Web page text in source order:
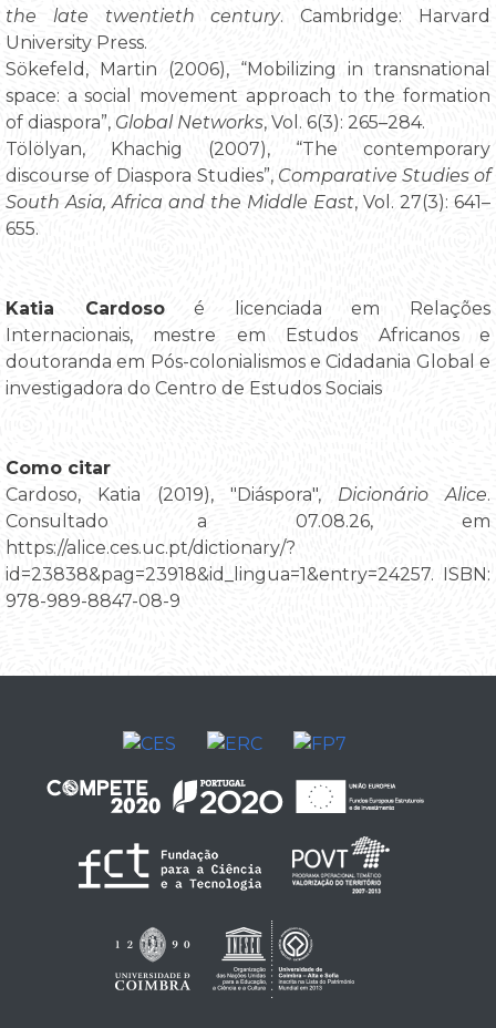
the late twentieth century. Cambridge: Harvard
University Press.
Sökefeld, Martin (2006), “Mobilizing in transnational
space: a social movement approach to the formation
of diaspora”, Global Networks, Vol. 6(3): 265–284.
Tölölyan, Khachig (2007), “The contemporary
discourse of Diaspora Studies”, Comparative Studies of
South Asia, Africa and the Middle East, Vol. 27(3): 641–
655.
Katia Cardosoé licenciada em Relações
Internacionais, mestre em Estudos Africanos e
doutoranda em Pós-colonialismos e Cidadania Global e
investigadora do Centro de Estudos Sociais
Como citar
Cardoso, Katia (2019), "Diáspora", Dicionário Alice.
Consultado a 07.08.26, em
https://alice.ces.uc.pt/dictionary/?
id=23838&pag=23918&id_lingua=1&entry=24257. ISBN:
978-989-8847-08-9